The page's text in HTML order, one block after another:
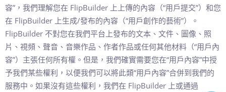
容”，我們理解您在 FlipBuilder 上上傳的內容（“用戶提交”）和您
在 FlipBuilder 上生成/發布的內容（“用戶創作的藝術”）。
FlipBuilder 不對您在我們平台上發布的文本、文件、圖像、照
片、視頻、聲音、音樂作品、作者作品或任何其他材料（“用戶內
容”）主張任何所有權。但是，我們確實需要您在“用戶內容”中授
予我們某些權利，以便我們可以將此類“用戶內容”合併到我們的
服務中。如果沒有這些權利，我們在 FlipBuilder 上或通過